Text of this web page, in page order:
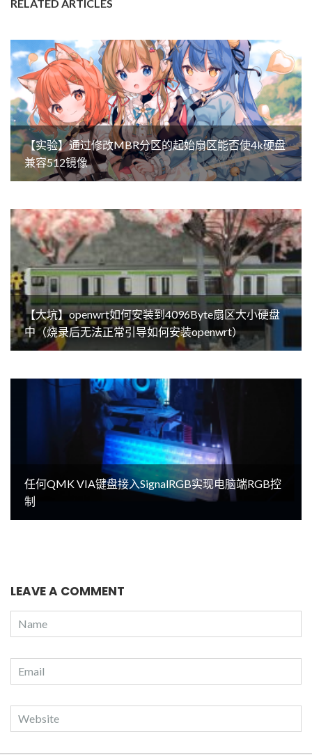
RELATED ARTICLES
【实验】通过修改MBR分区的起始扇区能否使4k硬盘
兼容512镜像
【大坑】openwrt如何安装到4096Byte扇区大小硬盘
中（烧录后无法正常引导如何安装openwrt）
任何QMK VIA键盘接入SignalRGB实现电脑端RGB控
制
LEAVE A COMMENT